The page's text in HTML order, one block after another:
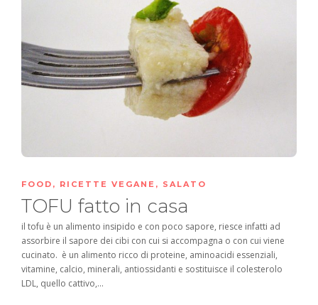
FOOD , RICETTE VEGANE , SALATO
TOFU fatto in casa
il tofu è un alimento insipido e con poco sapore, riesce infatti ad
assorbire il sapore dei cibi con cui si accompagna o con cui viene
cucinato. è un alimento ricco di proteine, aminoacidi essenziali,
vitamine, calcio, minerali, antiossidanti e sostituisce il colesterolo
LDL, quello cattivo,...